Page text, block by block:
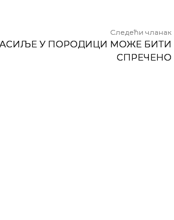
Следећи чланак
У ПОРОДИЦИ МОЖЕ БИТИ
СПРЕЧЕНО